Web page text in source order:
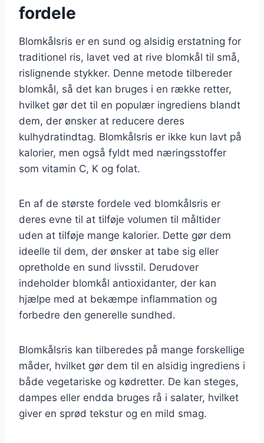
fordele
Blomkålsris er en sund og alsidig erstatning for
traditionel ris, lavet ved at rive blomkål til små,
rislignende stykker. Denne metode tilbereder
blomkål, så det kan bruges i en række retter,
hvilket gør det til en populær ingrediens blandt
dem, der ønsker at reducere deres
kulhydratindtag. Blomkålsris er ikke kun lavt på
kalorier, men også fyldt med næringsstoffer
som vitamin C, K og folat.
En af de største fordele ved blomkålsris er
deres evne til at tilføje volumen til måltider
uden at tilføje mange kalorier. Dette gør dem
ideelle til dem, der ønsker at tabe sig eller
opretholde en sund livsstil. Derudover
indeholder blomkål antioxidanter, der kan
hjælpe med at bekæmpe inflammation og
forbedre den generelle sundhed.
Blomkålsris kan tilberedes på mange forskellige
måder, hvilket gør dem til en alsidig ingrediens i
både vegetariske og kødretter. De kan steges,
dampes eller endda bruges rå i salater, hvilket
giver en sprød tekstur og en mild smag.